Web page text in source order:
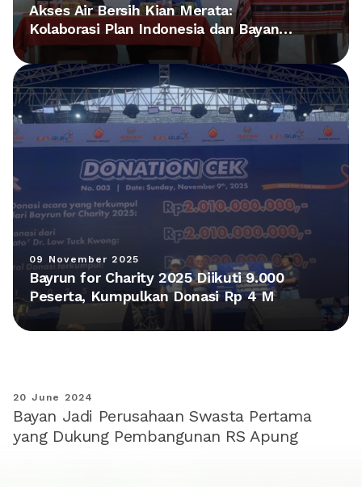
Akses Air Bersih Kian Merata:
Kolaborasi Plan Indonesia dan Bayan
Group Hadirkan Fasilitas Baru di NTT
09 November 2025
Bayrun for Charity 2025 Diikuti 9.000
Peserta, Kumpulkan Donasi Rp 4 M
20 June 2024
Bayan Jadi Perusahaan Swasta Pertama
yang Dukung Pembangunan RS Apung